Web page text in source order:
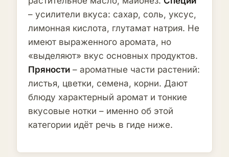
– усилители вкуса: сахар, соль, уксус,
лимонная кислота, глутамат натрия. Не
имеют выраженного аромата, но
«выделяют» вкус основных продуктов.
Пряности – ароматные части растений:
листья, цветки, семена, корни. Дают
блюду характерный аромат и тонкие
вкусовые нотки – именно об этой
категории идёт речь в гиде ниже.